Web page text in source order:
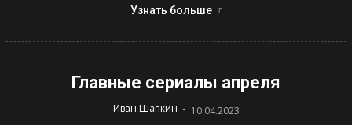
Узнать больше
Главные сериалы апреля
Иван Шапкин - 10.04.2023